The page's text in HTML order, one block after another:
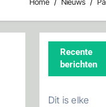
Recente
berichten
Dit is elke